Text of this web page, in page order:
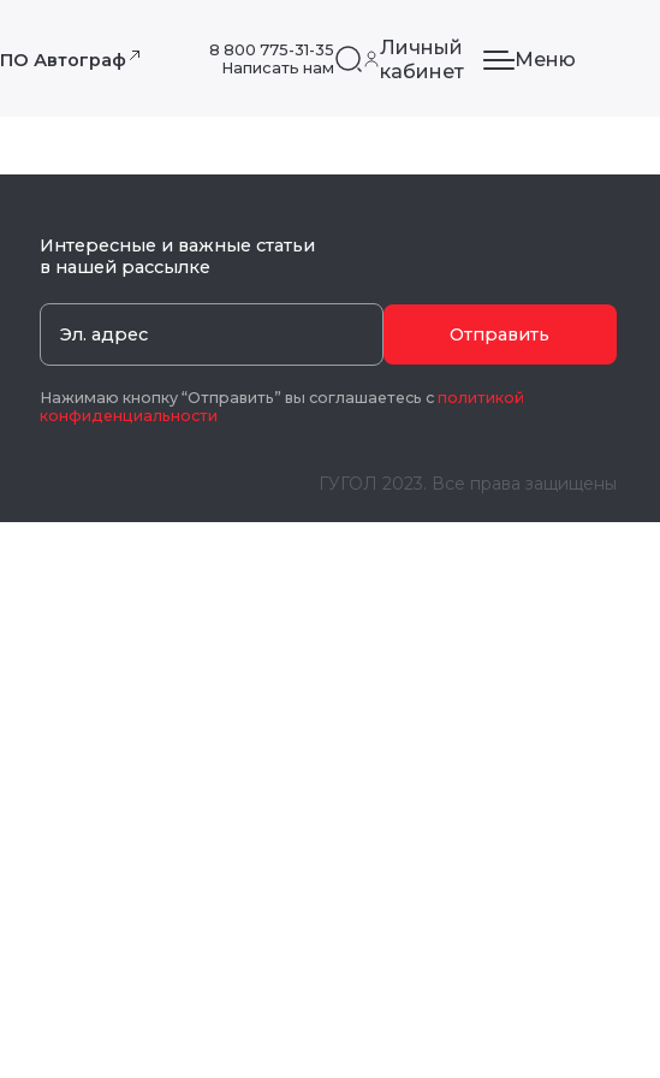
ПО Автограф
8 800 775-31-35
Написать нам
Личный
кабинет
Меню
Интересные и важные статьи
в нашей рассылке
Отправить
Нажимаю кнопку “Отправить” вы соглашаетесь с политикой
конфиденциальности
ГУГОЛ 2023. Все права защищены